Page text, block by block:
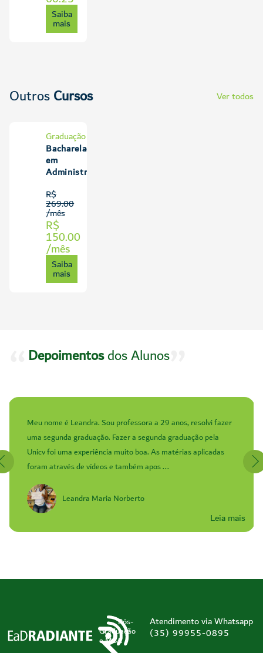
Saiba
mais
OutrosCursos Ver todos
Graduação
Bacharelado
em
Administração
R$
150.00
/mês
R$
269.00
/mês
Saiba
mais
Depoimentosdos Alunos
Meu nome é Leandra. Sou professora a 29 anos, resolvi fazer
uma segunda graduação. Fazer a segunda graduação pela
Unicv foi uma experiência muito boa. As matérias aplicadas
foram através de vídeos e também apos ...
Leia mais
Leandra Maria Norberto
Pós-
Graduação
e MBA
Atendimento via Whatsapp
(35) 99955-0895